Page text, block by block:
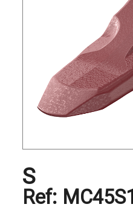
S
Ref: MC45S1